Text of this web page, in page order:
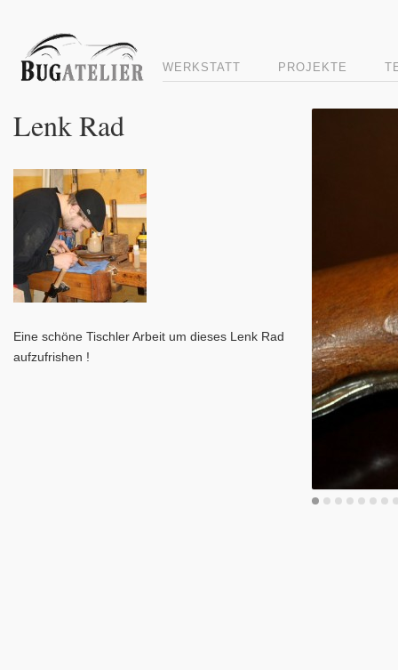
WERKSTATT PROJEKTE
Lenk Rad
Eine schöne Tischler Arbeit um dieses Lenk Rad
aufzufrishen !